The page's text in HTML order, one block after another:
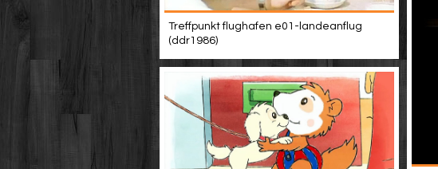
Treffpunkt flughafen e01-landeanflug
(ddr1986)